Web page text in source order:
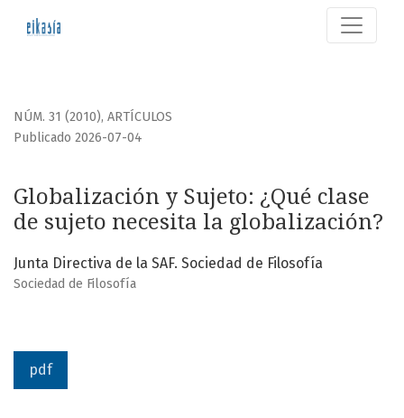
NÚM. 31 (2010), ARTÍCULOS
Globalización y Sujeto: ¿Qué clase
de sujeto necesita la globalización?
Publicado 2026-07-04
Junta Directiva de la SAF. Sociedad de Filosofía
Sociedad de Filosofía
pdf